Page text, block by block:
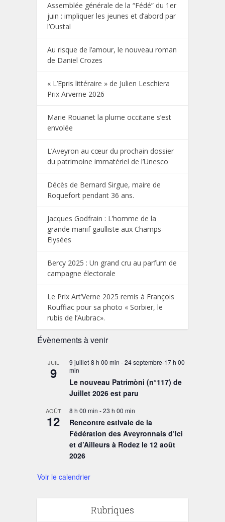
Assemblée générale de la “Fédé” du 1er
juin : impliquer les jeunes et d’abord par
l’Oustal
Au risque de l’amour, le nouveau roman
de Daniel Crozes
« L’Epris littéraire » de Julien Leschiera
Prix Arverne 2026
Marie Rouanet la plume occitane s’est
envolée
L’Aveyron au cœur du prochain dossier
du patrimoine immatériel de l’Unesco
Décès de Bernard Sirgue, maire de
Roquefort pendant 36 ans.
Jacques Godfrain : L’homme de la
grande manif gaulliste aux Champs-
Elysées
Bercy 2025 : Un grand cru au parfum de
campagne électorale
Le Prix Art’Verne 2025 remis à François
Rouffiac pour sa photo « Sorbier, le
rubis de l’Aubrac».
Évènements à venir
JUIL
9
9 juillet-8 h 00 min -24 septembre-17 h 00
min
Le nouveau Patrimòni (n°117) de
Juillet 2026 est paru
AOÛT
12
8 h 00 min -23 h 00 min
Rencontre estivale de la
Fédération des Aveyronnais d’Ici
et d’Ailleurs à Rodez le 12 août
2026
Voir le calendrier
Rubriques